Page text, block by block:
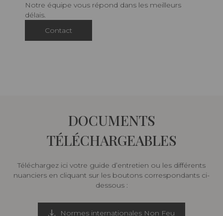
Notre équipe vous répond dans les meilleurs
délais.
Contact
DOCUMENTS
TÉLÉCHARGEABLES
Téléchargez ici votre guide d’entretien ou les différents
nuanciers en cliquant sur les boutons correspondants ci-
dessous :
Normes internationales Non Feu